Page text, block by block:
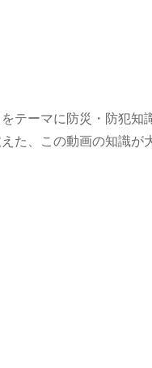
テーマに防災・防犯
た、この動画の知識が